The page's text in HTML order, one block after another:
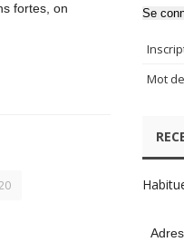
fortes, on
Se
Mot